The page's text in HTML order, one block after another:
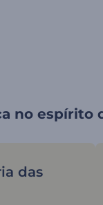
no espírito
das